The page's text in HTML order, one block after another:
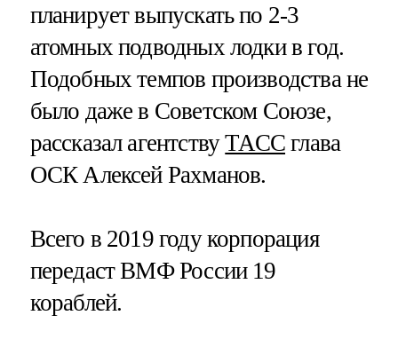
планирует выпускать по 2-3
атомных подводных лодки в год.
Подобных темпов производства не
было даже в Советском Союзе,
рассказал агентствуТАСС глава
ОСК Алексей Рахманов.
Всего в 2019 году корпорация
передаст ВМФ России 19
кораблей.